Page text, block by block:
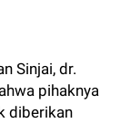
Sinjai, dr.
pihaknya
diberikan